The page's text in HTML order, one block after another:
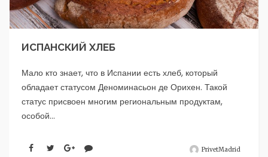
ИСПАНСКИЙ ХЛЕБ
Мало кто знает, что в Испании есть хлеб, который
обладает статусом Деноминасьон де Орихен. Такой
статус присвоен многим региональным продуктам,
особой...
PrivetMadrid